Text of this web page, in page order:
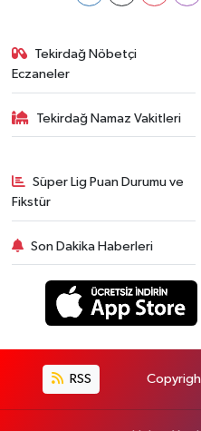
Tekirdağ Nöbetçi
Eczaneler
Tekirdağ Namaz Vakitleri
Süper Lig Puan Durumu ve
Fikstür
Son Dakika Haberleri
RSS